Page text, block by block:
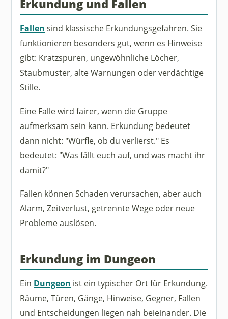
Erkundung und Fallen
Fallen sind klassische Erkundungsgefahren. Sie
funktionieren besonders gut, wenn es Hinweise
gibt: Kratzspuren, ungewöhnliche Löcher,
Staubmuster, alte Warnungen oder verdächtige
Stille.
Eine Falle wird fairer, wenn die Gruppe
aufmerksam sein kann. Erkundung bedeutet
dann nicht: "Würfle, ob du verlierst." Es
bedeutet: "Was fällt euch auf, und was macht ihr
damit?"
Fallen können Schaden verursachen, aber auch
Alarm, Zeitverlust, getrennte Wege oder neue
Probleme auslösen.
Erkundung im Dungeon
Ein Dungeon ist ein typischer Ort für Erkundung.
Räume, Türen, Gänge, Hinweise, Gegner, Fallen
und Entscheidungen liegen nah beieinander. Die